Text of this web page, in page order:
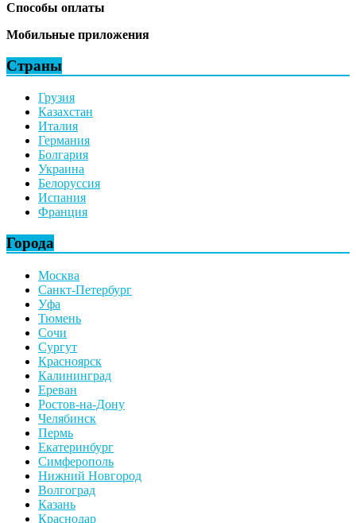
Способы оплаты
Мобильные приложения
Страны
Грузия
Казахстан
Италия
Германия
Болгария
Украина
Белоруссия
Испания
Франция
Города
Москва
Санкт-Петербург
Уфа
Тюмень
Сочи
Сургут
Красноярск
Калининград
Ереван
Ростов-на-Дону
Челябинск
Пермь
Екатеринбург
Симферополь
Нижний Новгород
Волгоград
Казань
Краснодар